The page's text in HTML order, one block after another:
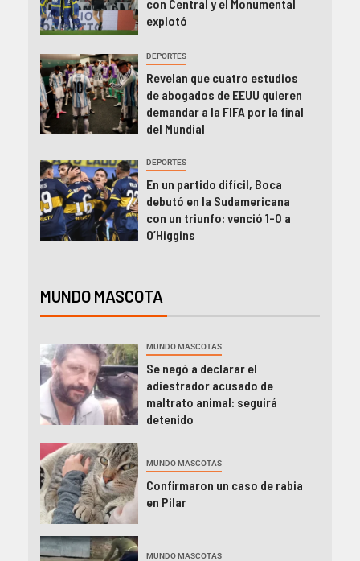
con Central y el Monumental
explotó
DEPORTES
Revelan que cuatro estudios
de abogados de EEUU quieren
demandar a la FIFA por la final
del Mundial
DEPORTES
En un partido difícil, Boca
debutó en la Sudamericana
con un triunfo: venció 1-0 a
O’Higgins
MUNDO MASCOTA
MUNDO MASCOTAS
Se negó a declarar el
adiestrador acusado de
maltrato animal: seguirá
detenido
MUNDO MASCOTAS
Confirmaron un caso de rabia
en Pilar
MUNDO MASCOTAS